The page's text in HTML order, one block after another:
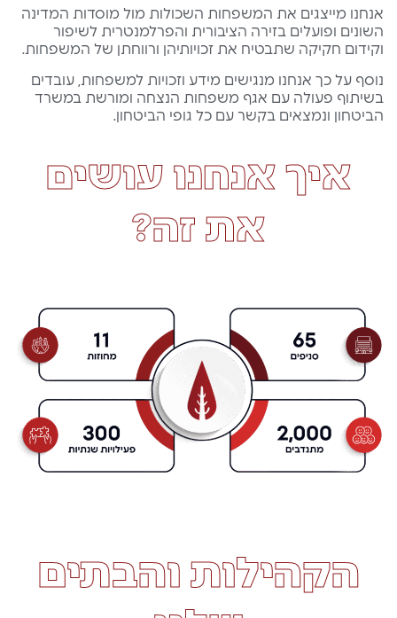
אנחנו מייצגים את המשפחות השכולות מול מוסדות המדינה
השונים ופועלים בזירה הציבורית והפרלמנטרית לשיפור
וקידום חקיקה שתבטיח את זכויותיהן ורווחתן של המשפחות.
נוסף על כך אנחנו מנגישים מידע וזכויות למשפחות, עובדים
בשיתוף פעולה עם אגף משפחות הנצחה ומורשת במשרד
הביטחון ונמצאים בקשר עם כל גופי הביטחון.
איך אנחנו עושים
את זה?
הקהילות והבתים